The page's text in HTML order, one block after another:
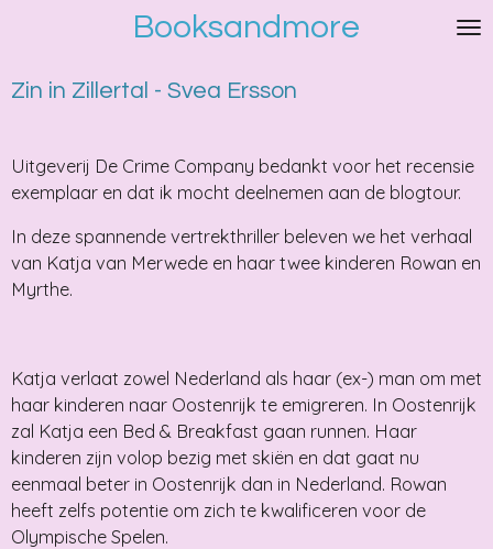
de
Booksandmore
Zin in Zillertal - Svea Ersson
Uitgeverij De Crime Company bedankt voor het recensie
exemplaar en dat ik mocht deelnemen aan de blogtour.
In deze spannende vertrekthriller beleven we het verhaal
van Katja van Merwede en haar twee kinderen Rowan en
Myrthe.
Katja verlaat zowel Nederland als haar (ex-) man om met
haar kinderen naar Oostenrijk te emigreren. In Oostenrijk
zal Katja een Bed & Breakfast gaan runnen. Haar
kinderen zijn volop bezig met skiën en dat gaat nu
eenmaal beter in Oostenrijk dan in Nederland. Rowan
heeft zelfs potentie om zich te kwalificeren voor de
Olympische Spelen.